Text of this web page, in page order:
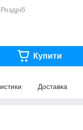
Роздріб
Купити
Доставка